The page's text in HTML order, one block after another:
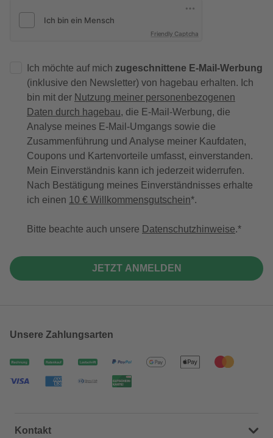
Friendly Captcha
Ich möchte auf mich zugeschnittene E-Mail-Werbung
(inklusive den Newsletter) von hagebau erhalten. Ich
bin mit der Nutzung meiner personenbezogenen
Daten durch hagebau, die E-Mail-Werbung, die
Analyse meines E-Mail-Umgangs sowie die
Zusammenführung und Analyse meiner Kaufdaten,
Coupons und Kartenvorteile umfasst, einverstanden.
Mein Einverständnis kann ich jederzeit widerrufen.
Nach Bestätigung meines Einverständnisses erhalte
ich einen 10 € Willkommensgutschein*.
Bitte beachte auch unsere Datenschutzhinweise.
JETZT ANMELDEN
Unsere Zahlungsarten
Kontakt